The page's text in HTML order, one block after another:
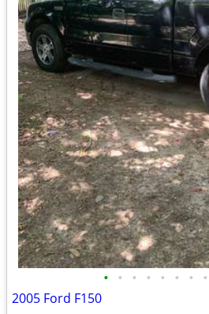
• • • • • • • •
2005 Ford F150